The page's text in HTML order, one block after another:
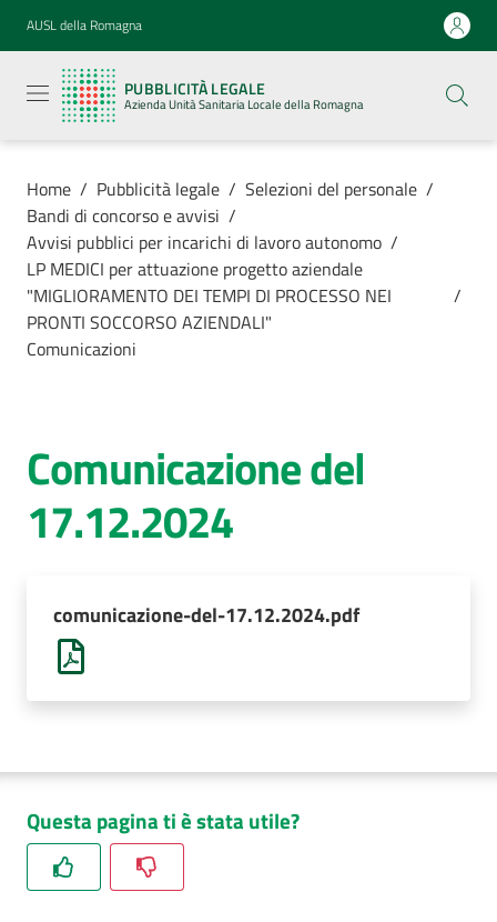
Vai al contenuto
Vai alla navigazione
Vai al footer
AUSL della Romagna
PUBBLICITÀ LEGALE
Azienda Unità Sanitaria Locale della Romagna
legale
Azienda
Unità
Locale della
Azienda
cura
AUSL
Home / Pubblicità legale / Selezioni del personale /
Bandi di concorso e avvisi /
Avvisi pubblici per incarichi di lavoro autonomo /
LP MEDICI per attuazione progetto aziendale
"MIGLIORAMENTO DEI TEMPI DI PROCESSO NEI
PRONTI SOCCORSO AZIENDALI"
/
Comunicazioni
Comunicazione del
17.12.2024
comunicazione-del-17.12.2024.pdf
Questa pagina ti è stata utile?